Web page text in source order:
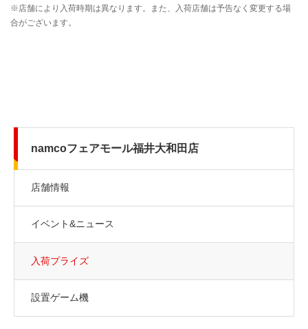
namcoフェアモール福井大和田店
店舗情報
イベント&ニュース
入荷プライズ
設置ゲーム機